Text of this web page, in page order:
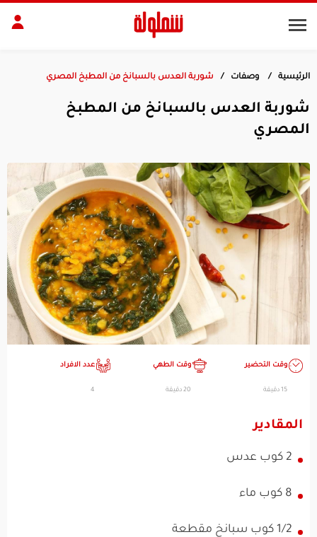
الرئيسية وصفات ​​شوربة العدس بالسبانخ من المطبخ المصري
​​شوربة العدس بالسبانخ من المطبخ
المصري
وقت التحضير
15 دقيقة
وقت الطهي
20 دقيقة
عدد الافراد
4
المقادير
2 كوب عدس
8 كوب ماء
1/2 كوب سبانخ مقطعة
ديكور